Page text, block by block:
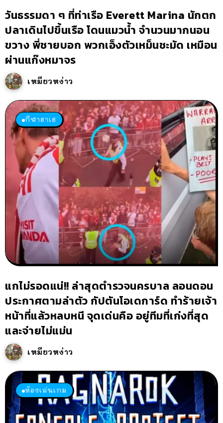
วันธรรมดา ๆ ที่ท่าเรือ Everett Marina นักตก
ปลาเดินไปขึ้นเรือ โดนแมวน้ำ จำนวนมากนอน
ขวาง พี่ชายบอก พวกเอ็งตัวเหม็นชะมัด เหมือน
ผ่านแก๊งหมาจร
เหมียวหง่าว
กีฬาฮาเฮ
แกไม่รอดแน่!! ล่าสุดตำรวจนครบาล ลอนดอน
ประกาศตามล่าตัว กัปตันโอเดการ์ด ทำร้ายเจ้า
หน้าที่แล้วหลบหนี จุดเด่นคือ อยู่ทีมที่เก่งที่สุด
และจ่ายไม่แม่น
เหมียวหง่าว
ห้องเล่นเกม